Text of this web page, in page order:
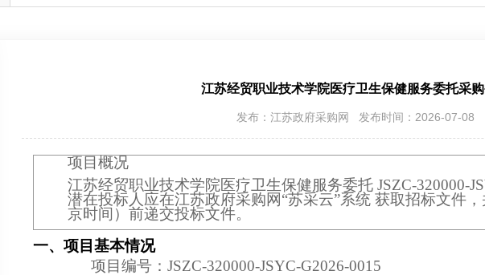
江苏经贸职业技术学院医疗卫生保健服务委托采
发布：江苏政府采购网 发布时间： 2026-07-08
项目概况
江苏经贸职业技术学院医疗卫生保健服务委托 JSZC-320000-
潜在投标人应在江苏政府采购网“苏采云”系统 获取招标文件
京时间）前递交投标文件。
一、项目基本情况
项目编号： JSZC-320000-JSYC-G2026-0015